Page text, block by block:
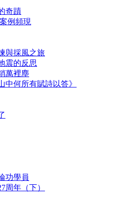
奇蹟
例頻現
與採風之旅
震的反思
萬裡塵
何所有賦詩以答》
功學員
周年（下）